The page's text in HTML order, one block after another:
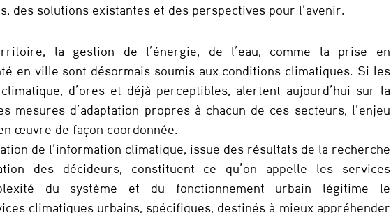
des solutions existantes et des perspectives pour l’avenir.
la gestion de l’énergie, de l’eau, comme la prise en
en ville sont désormais soumis aux conditions climatiques. Si les
d’ores et déjà perceptibles, alertent aujourd’hui sur la
mesures d’adaptation propres à chacun de ces secteurs, l’enjeu
œuvre de façon coordonnée.
de l’information climatique, issue des résultats de la recherche
des décideurs, constituent ce qu’on appelle les services
du système et du fonctionnement urbain légitime le
climatiques urbains, spécifiques, destinés à mieux appréhender